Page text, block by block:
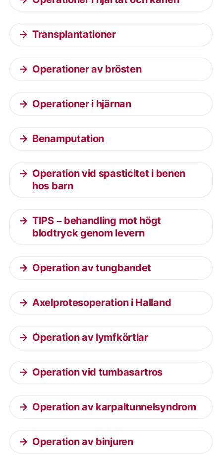
Transplantationer
Operationer av brösten
Operationer i hjärnan
Benamputation
Operation vid spasticitet i benen
hos barn
TIPS – behandling mot högt
blodtryck genom levern
Operation av tungbandet
Axelprotesoperation i Halland
Operation av lymfkörtlar
Operation vid tumbasartros
Operation av karpaltunnelsyndrom
Operation av binjuren